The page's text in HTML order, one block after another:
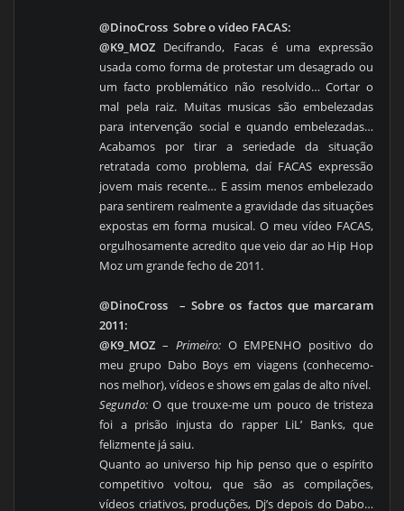
@DinoCross Sobre o vídeo FACAS:
@K9_MOZ Decifrando, Facas é uma expressão
usada como forma de protestar um desagrado ou
um facto problemático não resolvido… Cortar o
mal pela raiz. Muitas musicas são embelezadas
para intervenção social e quando embelezadas…
Acabamos por tirar a seriedade da situação
retratada como problema, daí FACAS expressão
jovem mais recente… E assim menos embelezado
para sentirem realmente a gravidade das situações
expostas em forma musical. O meu vídeo FACAS,
orgulhosamente acredito que veio dar ao Hip Hop
Moz um grande fecho de 2011.
@DinoCross
– Sobre os factos que marcaram
2011:
@K9_MOZ – Primeiro: O EMPENHO positivo do
meu grupo Dabo Boys em viagens (conhecemo-
nos melhor), vídeos e shows em galas de alto nível.
Segundo: O que trouxe-me um pouco de tristeza
foi a prisão injusta do rapper LiL’ Banks, que
felizmente já saiu.
Quanto ao universo hip hip penso que o espírito
competitivo voltou, que são as compilações,
vídeos criativos, produções, Dj’s depois do Dabo…